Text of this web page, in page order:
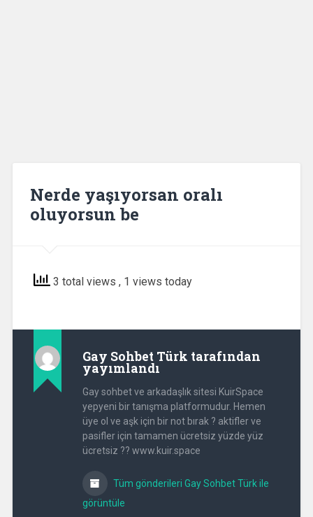
Nerde yaşıyorsan oralı
oluyorsun be
3 total views , 1 views today
Gay Sohbet Türk tarafından
yayımlandı
Gay sohbet ve arkadaşlık sitesi KuirSpace
yepyeni bir tanışma platformudur. Hemen
üye ol ve aşk için bir not bırak ? aktifler ve
pasifler için tamamen ücretsiz yüzde yüz
ücretsiz ?? www.kuir.space
Tüm gönderileri Gay Sohbet Türk ile
görüntüle